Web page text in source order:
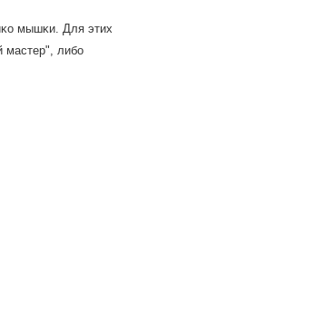
мышκи. Для этих
мастер", либο